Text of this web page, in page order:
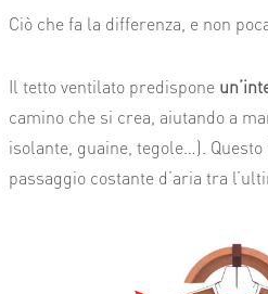
Ciò che fa la differenza, e non
Il tetto ventilato predispone
camino che si crea, aiutando a
isolante, guaine, tegole…).
passaggio costante d’aria tra